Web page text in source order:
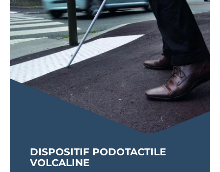
DISPOSITIF PODOTACTILE
VOLCALINE